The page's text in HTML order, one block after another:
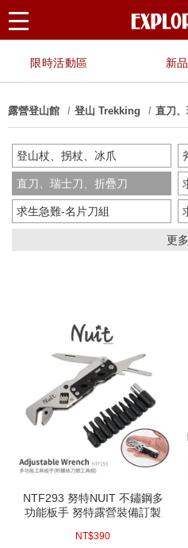
限時活動區 新品
露營登山館 登山 Trekking 直刀
登山杖、拐杖、冰爪
直刀、瑞士刀、折疊刀
求生急難-名片刀組
更多
NTF293 努特NUIT 不鏽鋼多
功能板手 努特露營裝備訂製
螺絲起子一字起子六角板手
NT$390